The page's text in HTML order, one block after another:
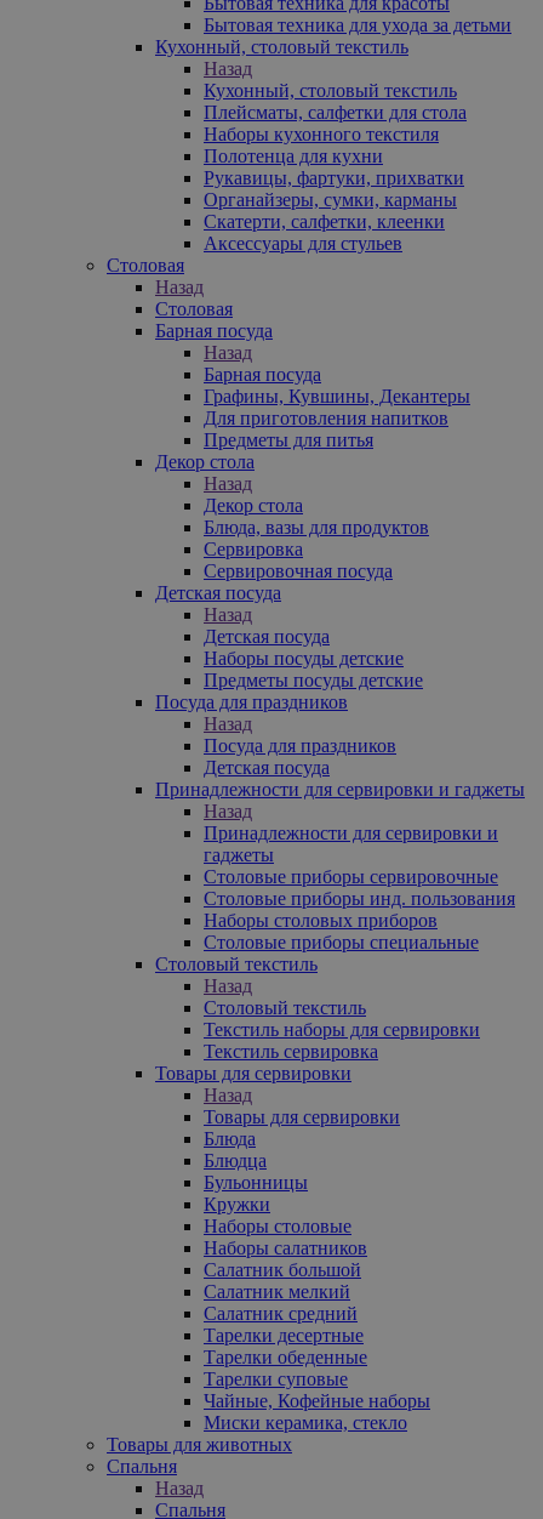
Бытовая техника для ухода за детьми
Кухонный, столовый текстиль
Назад
Кухонный, столовый текстиль
Плейсматы, салфетки для стола
Наборы кухонного текстиля
Полотенца для кухни
Рукавицы, фартуки, прихватки
Органайзеры, сумки, карманы
Скатерти, салфетки, клеенки
Аксессуары для стульев
Столовая
Назад
Столовая
Барная посуда
Назад
Барная посуда
Графины, Кувшины, Декантеры
Для приготовления напитков
Предметы для питья
Декор стола
Назад
Декор стола
Блюда, вазы для продуктов
Сервировка
Сервировочная посуда
Детская посуда
Назад
Детская посуда
Наборы посуды детские
Предметы посуды детские
Посуда для праздников
Назад
Посуда для праздников
Детская посуда
Принадлежности для сервировки и гаджеты
Назад
Принадлежности для сервировки и
гаджеты
Столовые приборы сервировочные
Столовые приборы инд. пользования
Наборы столовых приборов
Столовые приборы специальные
Столовый текстиль
Назад
Столовый текстиль
Текстиль наборы для сервировки
Текстиль сервировка
Товары для сервировки
Назад
Товары для сервировки
Блюда
Блюдца
Бульонницы
Кружки
Наборы столовые
Наборы салатников
Салатник большой
Салатник мелкий
Салатник средний
Тарелки десертные
Тарелки обеденные
Тарелки суповые
Чайные, Кофейные наборы
Миски керамика, стекло
Товары для животных
Спальня
Назад
Спальня